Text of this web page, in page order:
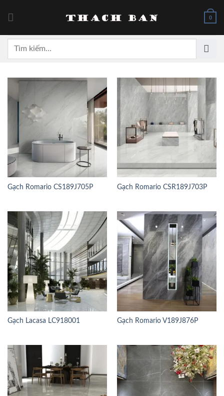
0
kiếm:
Gạch Romario CS189J705P Gạch Romario CSR189J703P
Gạch Lacasa LC918001 Gạch Romario V189J876P